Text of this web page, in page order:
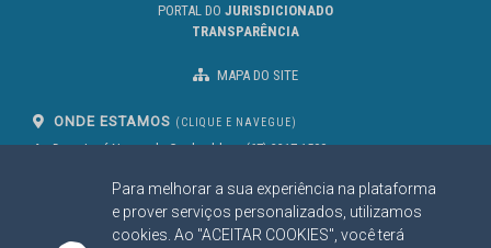
Para melhorar a sua experiência na plataforma
e prover serviços personalizados, utilizamos
cookies. Ao "ACEITAR COOKIES", você terá
PORTAL DO JURISDICIONADO
TRANSPARÊNCIA
MAPA DO SITE
ONDE ESTAMOS (CLIQUE E NAVEGUE)
Av. Des. José Nunes da Cunha, bloco
Campo Grande/MS
CEP: 79031-310
(67) 3317-1500